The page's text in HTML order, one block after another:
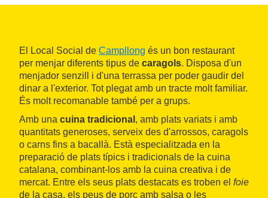
El Local Social de Campllong és un bon restaurant
per menjar diferents tipus de caragols. Disposa d'un
menjador senzill i d'una terrassa per poder gaudir del
dinar a l'exterior. Tot plegat amb un tracte molt familiar.
És molt recomanable també per a grups.
Amb una cuina tradicional , amb plats variats i amb
quantitats generoses, serveix des d'arrossos, caragols
o carns fins a bacallà. Està especialitzada en la
preparació de plats típics i tradicionals de la cuina
catalana, combinant-los amb la cuina creativa i de
mercat. Entre els seus plats destacats es troben el foie
de la casa, els peus de porc amb salsa o les